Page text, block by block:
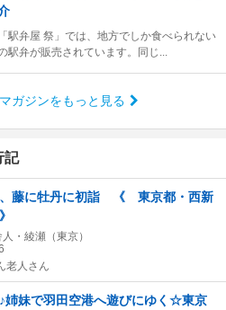
駅弁屋 祭」では、地方でしか食べられない
駅弁が販売されています。同じ...
ガジンをもっと見る
記
藤に牡丹に初詣 《 東京都・西新
・綾瀬（東京）
老人さん
姉妹で羽田空港へ遊びにゆく☆東京